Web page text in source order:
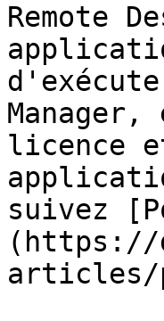
Remote
licence
suivez
(https://
articles/